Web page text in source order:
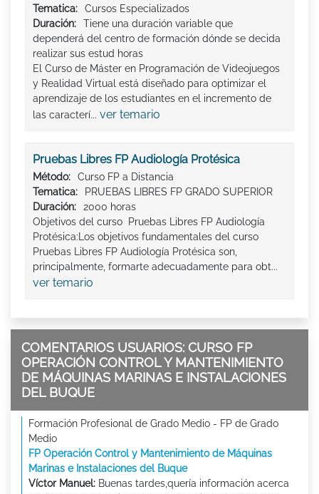
Tematica:
Cursos Especializados
Duración:
Tiene una duración variable que
dependerá del centro de formación dónde se decida
realizar sus estud horas
El Curso de Máster en Programación de Videojuegos
y Realidad Virtual está diseñado para optimizar el
aprendizaje de los estudiantes en el incremento de
las caracterí... ver temario
Pruebas Libres FP Audiología Protésica
Método:
Curso FP a Distancia
Tematica:
PRUEBAS LIBRES FP GRADO SUPERIOR
Duración:
2000 horas
Objetivos del curso Pruebas Libres FP Audiología
Protésica:Los objetivos fundamentales del curso
Pruebas Libres FP Audiología Protésica son,
principalmente, formarte adecuadamente para obt...
ver temario
COMENTARIOS USUARIOS: CURSO FP
OPERACIÓN CONTROL Y MANTENIMIENTO
DE MÁQUINAS MARINAS E INSTALACIONES
DEL BUQUE
Formación Profesional de Grado Medio - FP de Grado
Medio
FP Operación Control y Mantenimiento de Máquinas
Marinas e Instalaciones del Buque
Víctor Manuel: Buenas tardes,quería información acerca